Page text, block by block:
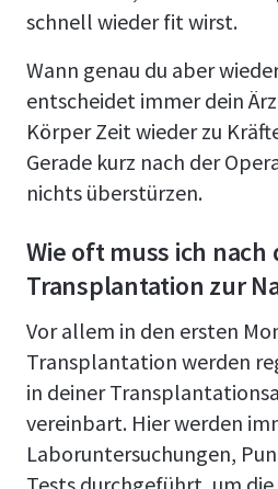
schnell wieder fit wirst.
Wann genau du aber
entscheidet immer dein
Körper Zeit wieder zu
Gerade kurz nach der
nichts überstürzen.
Wie oft muss ich nach
Transplantation zur
Vor allem in den ersten
Transplantation werden
in deiner
vereinbart. Hier werden
Laboruntersuchungen,